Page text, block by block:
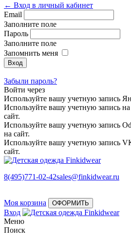
← Вход в личный кабинет
Email
Заполните поле
Пароль
Заполните поле
Запомнить меня
Забыли пароль?
Войти через
Используйте вашу учетную запись
Используйте вашу учетную запись
сайт.
Используйте вашу учетную запись
на сайт.
Используйте вашу учетную запись
сайт.
8(495)771-02-42sales@finkidwear.ru
Моя корзина ОФОРМИТЬ
Вход
Меню
Поиск